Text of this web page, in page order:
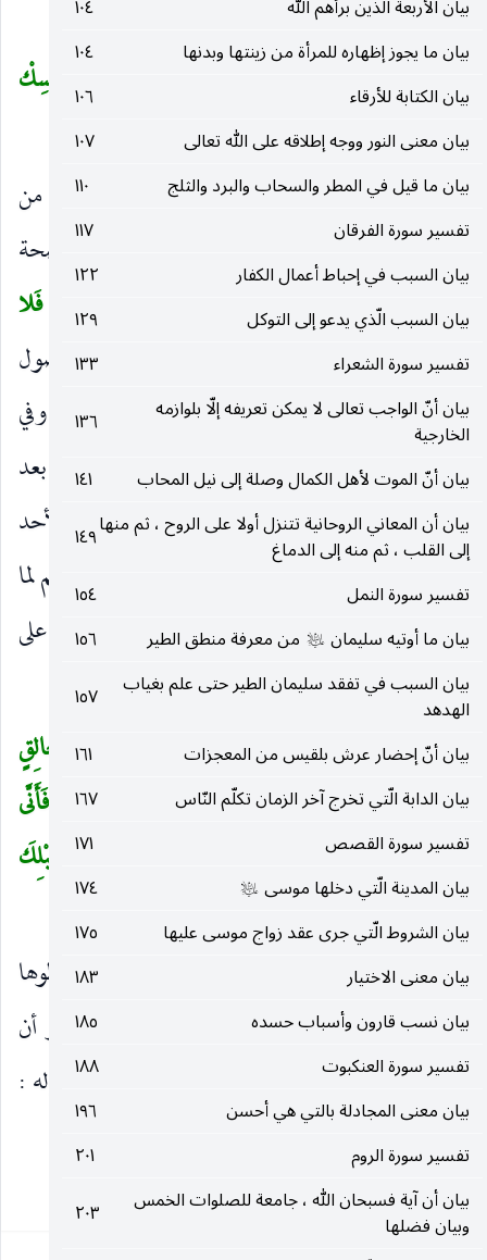
بيان الأربعة الذين برأهم الله
١٠٤
بيان ما يجوز إظهاره للمرأة من زينتها وبدنها
١٠٤
بيان الكتابة للأرقاء
١٠٦
بيان معنى النور ووجه إطلاقه على الله تعالى
١٠٧
بيان ما قيل في المطر والسحاب والبرد والثلج
١١٠
تفسير سورة الفرقان
١١٧
بيان السبب في إحباط أعمال الكفار
١٢٢
بيان السبب الّذي يدعو إلى التوكل
١٢٩
تفسير سورة الشعراء
١٣٣
بيان أنّ الواجب تعالى لا يمكن تعريفه إلّا بلوازمه
الخارجية
١٣٦
بيان أنّ الموت لأهل الكمال وصلة إلى نيل المحاب
١٤١
بيان أن المعاني الروحانية تتنزل أولا على الروح ، ثم منها
إلى القلب ، ثم منه إلى الدماغ
١٤٩
تفسير سورة النمل
١٥٤
بيان ما أوتيه سليمان عليه‌السلام من معرفة منطق الطير
١٥٦
بيان السبب في تفقد سليمان الطير حتى علم بغياب
الهدهد
١٥٧
بيان أنّ إحضار عرش بلقيس من المعجزات
١٦١
بيان الدابة الّتي تخرج آخر الزمان تكلّم النّاس
١٦٧
تفسير سورة القصص
١٧١
بيان المدينة الّتي دخلها موسى عليه‌السلام
١٧٤
بيان الشروط الّتي جرى عقد زواج موسى عليها
١٧٥
بيان معنى الاختيار
١٨٣
بيان نسب قارون وأسباب حسده
١٨٥
تفسير سورة العنكبوت
١٨٨
بيان معنى المجادلة بالتي هي أحسن
١٩٦
تفسير سورة الروم
٢٠١
بيان أن آية فسبحان الله ، جامعة للصلوات الخمس
وبيان فضلها
٢٠٣
، إنما هو من جهة الإرادة.
ما يَفْتَحِ اللهُ لِلنَّاسِ مِنْ رَحْمَةٍ فَلا مُمْسِكَ لَها وَما يُمْسِكْ
فَلا مُرْسِلَ لَهُ مِنْ بَعْدِهِ وَهُوَ الْعَزِيزُ الْحَكِيمُ
(ما يَفْتَحِ اللهُ لِلنَّاسِ)ما يطلق لهم ويرسل وهو من
تجوز السبب للمسبب. مِنْ رَحْمَةٍ
كنعمة وأمن وصحة
وعلم ونبوة. فَلا مُمْسِكَ لَها
وَما يُمْسِكْ فَلا
مُرْسِلَ لَهُ)يطلقه ، واختلاف الضميرين لأن الموصول
الأول مفسر بالرحمة والثاني مطلق بتناولها والغضب ، وفي
ذلك إشعار بأن رحمته سبقت غضبه.( مِنْ بَعْدِهِ )من بعد
إمساكه.(وَهُوَ الْعَزِيزُ)الغالب على ما يشاء ليس لأحد
أن ينازعه فيه.
الْحَكِيمُ
لا يفعل إلا بعلم وإتقان. ثم لما
بين أنه الموجد للملك والملكوت والمتصرف فيهما على
الإطلاق أمر الناس بشكر إنعامه فقال :
(يا أَيُّهَا النَّاسُ اذْكُرُوا نِعْمَتَ اللهِ عَلَيْكُمْ هَلْ مِنْ خالِقٍ
غَيْرُ اللهِ يَرْزُقُكُمْ مِنَ السَّماءِ وَالْأَرْضِ لا إِلهَ إِلاَّ هُوَ فَأَنَّى
تُؤْفَكُونَ(٣) وَإِنْ يُكَذِّبُوكَ فَقَدْ كُذِّبَتْ رُسُلٌ مِنْ قَبْلِكَ
وَإِلَى اللهِ تُرْجَعُ الْأُمُورُ (٤)
(يا أَيُّهَا النَّاسُ اذْكُرُوا نِعْمَتَ اللهِ عَلَيْكُمْ
احفظوها
بمعرفة حقها والاعتراف بها وطاعة موليها ، ثم أنكر أن
يكون لغيره في ذلك مدخل فيستحق أن يشرك به بقوله :
هَلْ مِنْ خالِقٍ غَيْرُ اللهِ يَرْزُقُكُمْ مِنَ السَّماءِ وَالْأَرْضِ
٢٥٣